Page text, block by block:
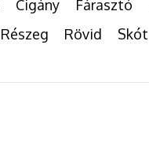
Cigány Fárasztó
Részeg Rövid Skót